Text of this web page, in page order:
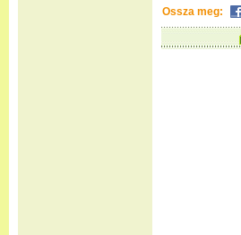
Ossza meg: